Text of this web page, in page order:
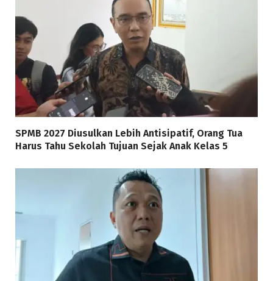
SPMB 2027 Diusulkan Lebih Antisipatif, Orang Tua
Harus Tahu Sekolah Tujuan Sejak Anak Kelas 5